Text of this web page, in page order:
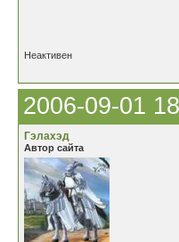
Неактивен
2006-09-01
Гэлахэд
Автор сайта